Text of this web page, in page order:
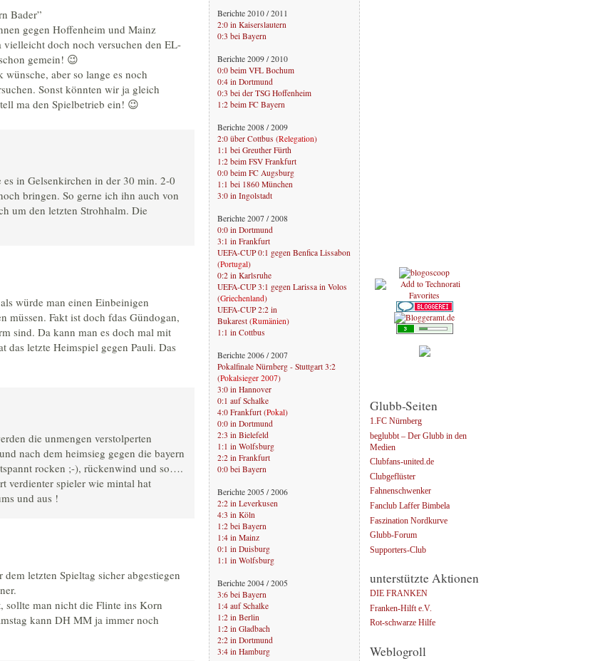
Bader”
gegen Hoffenheim und Mainz
doch noch versuchen den EL-
gemein! 😉
aber so lange es noch
Sonst könnten wir ja gleich
ma den Spielbetrieb ein! 😉
in Gelsenkirchen in der 30 min. 2-0
bringen. So gerne ich ihn auch von
um den letzten Strohhalm. Die
würde man einen Einbeinigen
müssen. Fakt ist doch fdas Gündogan,
sind. Da kann man es doch mal mit
letzte Heimspiel gegen Pauli. Das
die unmengen verstolperten
nach dem heimsieg gegen die bayern
rocken ;-), rückenwind und so….
verdienter spieler wie mintal hat
und aus !
letzten Spieltag sicher abgestiegen
sollte man nicht die Flinte ins Korn
kann DH MM ja immer noch
Berichte 2010 / 2011
2:0 in Kaiserslautern
0:3 bei Bayern
Berichte 2009 / 2010
0:0 beim VFL Bochum
0:4 in Dortmund
0:3 bei der TSG Hoffenheim
1:2 beim FC Bayern
Berichte 2008 / 2009
2:0 über Cottbus (Relegation)
1:1 bei Greuther Fürth
1:2 beim FSV Frankfurt
0:0 beim FC Augsburg
1:1 bei 1860 München
3:0 in Ingolstadt
Berichte 2007 / 2008
0:0 in Dortmund
3:1 in Frankfurt
UEFA-CUP 0:1 gegen Benfica Lissabon
(Portugal)
0:2 in Karlsruhe
UEFA-CUP 3:1 gegen Larissa in Volos
(Griechenland)
UEFA-CUP 2:2 in
Bukarest (Rumänien)
1:1 in Cottbus
Berichte 2006 / 2007
Pokalfinale Nürnberg - Stuttgart 3:2
(Pokalsieger 2007)
3:0 in Hannover
0:1 auf Schalke
4:0 Frankfurt (Pokal)
0:0 in Dortmund
2:3 in Bielefeld
1:1 in Wolfsburg
2:2 in Frankfurt
0:0 bei Bayern
Berichte 2005 / 2006
2:2 in Leverkusen
4:3 in Köln
1:2 bei Bayern
1:4 in Mainz
0:1 in Duisburg
1:1 in Wolfsburg
Berichte 2004 / 2005
3:6 bei Bayern
1:4 auf Schalke
1:2 in Berlin
1:2 in Gladbach
2:2 in Dortmund
3:4 in Hamburg
Glubb-Seiten
1.FC Nürnberg
beglubbt – Der Glubb in den
Medien
Clubfans-united.de
Clubgeflüster
Fahnenschwenker
Fanclub Laffer Bimbela
Faszination Nordkurve
Glubb-Forum
Supporters-Club
unterstützte Aktionen
DIE FRANKEN
Franken-Hilft e.V.
Rot-schwarze Hilfe
Weblogroll